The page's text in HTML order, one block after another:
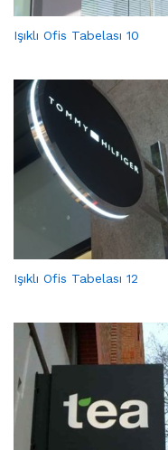
Işıklı Ofis Tabelası 10
Işıklı Ofis Tabelası 12